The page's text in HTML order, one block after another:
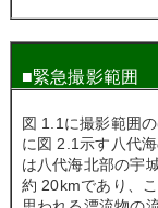
■緊急撮影範
図 1.1に撮影範囲
に図 2.1示す八代
は八代海北部の宇
約 20kmであり、